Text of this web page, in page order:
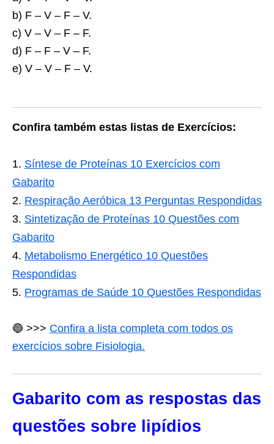
b) F – V – F – V.
c) V – V – F – F.
d) F – F – V – F.
e) V – V – F – V.
Confira também estas listas de Exercícios:
Síntese de Proteínas 10 Exercícios com
Gabarito
Respiração Aeróbica 13 Perguntas Respondidas
Sintetização de Proteínas 10 Questões com
Gabarito
Metabolismo Energético 10 Questões
Respondidas
Programas de Saúde 10 Questões Respondidas
🔵 >>> Confira a lista completa com todos os
exercícios sobre Fisiologia.
Gabarito com as respostas das
questões sobre lipídios